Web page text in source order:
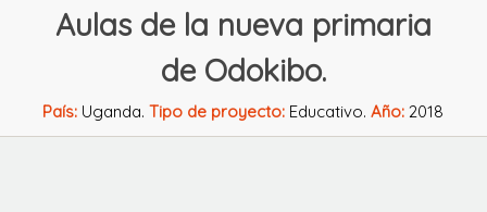
Aulas de la nueva primaria
de Odokibo.
País: Uganda.Tipo de proyecto: Educativo.Año:2018